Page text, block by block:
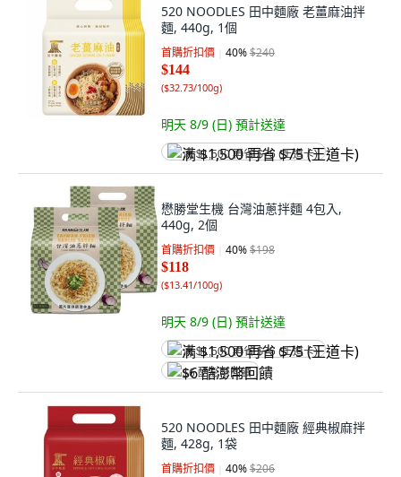
520 NOODLES 田中麵廠 老薑麻油拌
麵, 440g, 1個
首購折扣價 40%$240
$144
($32.73/100g)
明天 8/9 (日) 預計送達
满 $1,500 再省 $75 (王道卡)
懋勝堂生機 台灣油蔥拌麵 4包入,
440g, 2個
首購折扣價 40%$198
$118
($13.41/100g)
明天 8/9 (日) 預計送達
满 $1,500 再省 $75 (王道卡)
$6 酷澎幣回饋
520 NOODLES 田中麵廠 經典椒麻拌
麵, 428g, 1袋
首購折扣價 40%$206